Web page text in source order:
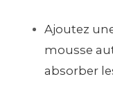
Ajoutez
mousse
absorber